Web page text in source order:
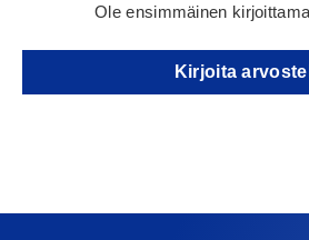
Ole ensimmäinen
Kirjoita